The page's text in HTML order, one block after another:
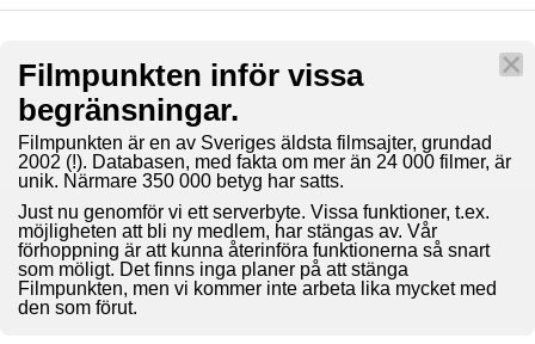
Filmpunkten inför vissa
begränsningar.
Filmpunkten är en av Sveriges äldsta filmsajter, grundad
2002 (!). Databasen, med fakta om mer än 24 000 filmer, är
unik. Närmare 350 000 betyg har satts.
Just nu genomför vi ett serverbyte. Vissa funktioner, t.ex.
möjligheten att bli ny medlem, har stängas av. Vår
förhoppning är att kunna återinföra funktionerna så snart
som möligt. Det finns inga planer på att stänga
Filmpunkten, men vi kommer inte arbeta lika mycket med
den som förut.